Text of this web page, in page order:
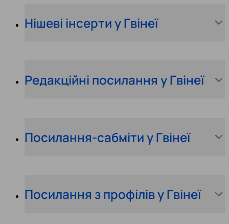
Нішеві інсерти у Гвінеї
Редакційні посилання у Гвінеї
Посилання-сабміти у Гвінеї
Посилання з профілів у Гвінеї